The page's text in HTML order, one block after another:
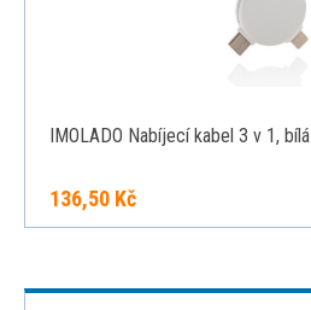
IMOLADO Nabíjecí kabel 3 v 1, bílá
136,50 Kč